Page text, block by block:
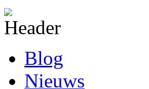
Blog
Nieuws